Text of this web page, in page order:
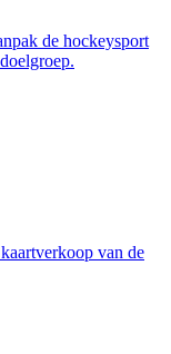
de hockeysport
van de